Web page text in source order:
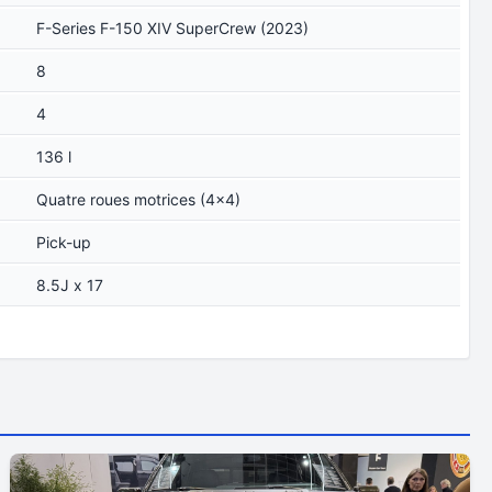
F-Series F-150 XIV SuperCrew (2023)
8
4
136 l
Quatre roues motrices (4x4)
Pick-up
8.5J x 17